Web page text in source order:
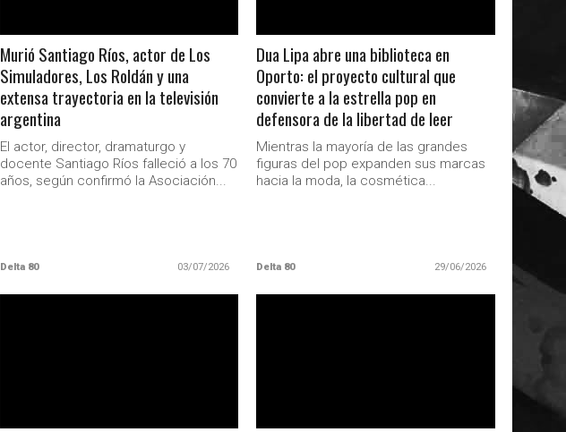
Murió Santiago Ríos, actor de Los
Simuladores, Los Roldán y una
extensa trayectoria en la televisión
argentina
El actor, director, dramaturgo y
docente Santiago Ríos falleció a los 70
años, según confirmó la Asociación...
Delta 80 03/07/2026
Dua Lipa abre una biblioteca en
Oporto: el proyecto cultural que
convierte a la estrella pop en
defensora de la libertad de leer
Mientras la mayoría de las grandes
figuras del pop expanden sus marcas
hacia la moda, la cosmética...
Delta 80 29/06/2026